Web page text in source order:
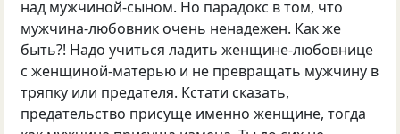
над мужчиной-сыном. Но парадокс в том, что
мужчина-любовник очень ненадежен. Как же
быть?! Надо учиться ладить женщине-любовнице
с женщиной-матерью и не превращать мужчину в
тряпку или предателя. Кстати сказать,
предательство присуще именно женщине, тогда